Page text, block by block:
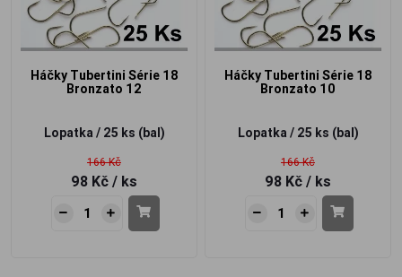
Háčky Tubertini Série 18
Bronzato 12
Lopatka / 25 ks (bal)
166 Kč
98 Kč / ks
Háčky Tubertini Série 18
Bronzato 10
Lopatka / 25 ks (bal)
166 Kč
98 Kč / ks